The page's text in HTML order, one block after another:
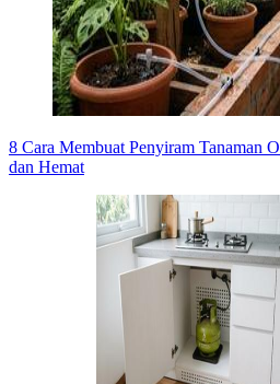
8 Cara Membuat Penyiram Tanaman
dan Hemat